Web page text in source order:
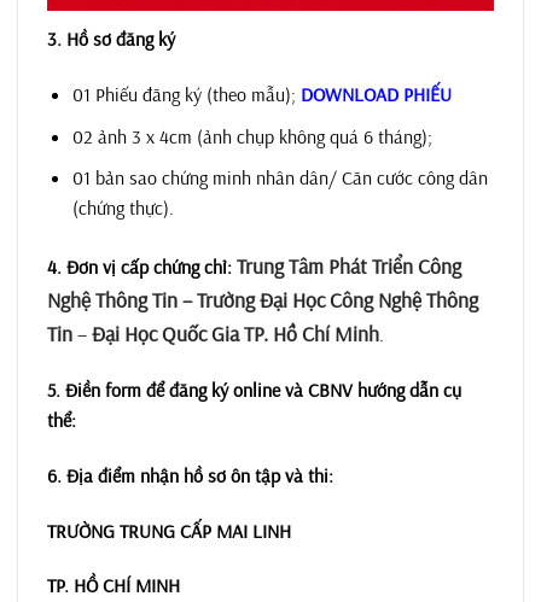
3. Hồ sơ đăng ký
01 Phiếu đăng ký (theo mẫu); DOWNLOAD PHIẾU
02 ảnh 3 x 4cm (ảnh chụp không quá 6 tháng);
01 bản sao chứng minh nhân dân/ Căn cước công dân
(chứng thực).
4. Đơn vị cấp chứng chỉ: Trung Tâm Phát Triển Công
Nghệ Thông Tin – Trường Đại Học Công Nghệ Thông
Tin–Đại Học Quốc Gia TP. Hồ Chí Minh.
5. Điền form để đăng ký online và CBNV hướng dẫn cụ
thể:
6. Địa điểm nhận hồ sơ ôn tập và thi:
TRƯỜNG TRUNG CẤP MAI LINH
TP. HỒ CHÍ MINH